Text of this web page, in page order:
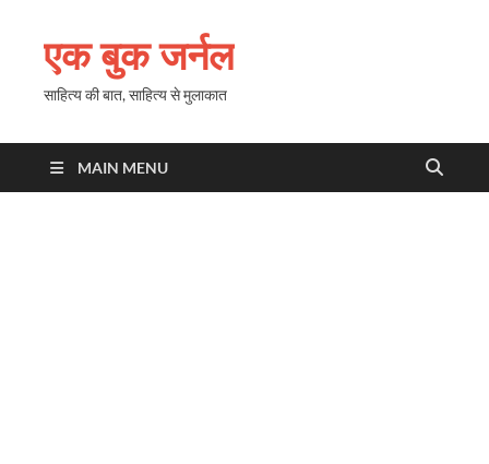
एक बुक जर्नल
साहित्य की बात, साहित्य से मुलाकात
MAIN MENU